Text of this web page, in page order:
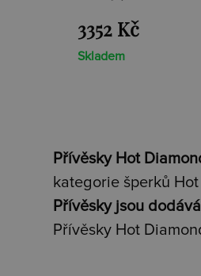
2659 Kč
Skladem
Přívěsky Hot
kategorie šperků
Přívěsky jsou
Přívěsky Hot